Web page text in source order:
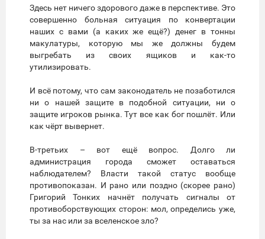
Здесь нет ничего здорового даже в перспективе. Это
совершенно больная ситуация по конвертации
наших с вами (а каких же ещё?) денег в тонны
макулатуры, которую мы же должны будем
выгребать из своих ящиков и как-то
утилизировать.
И всё потому, что сам законодатель не позаботился
ни о нашей защите в подобной ситуации, ни о
защите игроков рынка. Тут все как бог пошлёт. Или
как чёрт вывернет.
В-третьих – вот ещё вопрос. Долго ли
администрация города сможет оставаться
наблюдателем? Власти такой статус вообще
противопоказан. И рано или поздно (скорее рано)
Григорий Тонких начнёт получать сигналы от
противоборствующих сторон: мол, определись уже,
ты за нас или за вселенское зло?